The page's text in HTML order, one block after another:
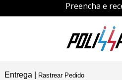
Preencha e
Entrega | Rastrear Pedido